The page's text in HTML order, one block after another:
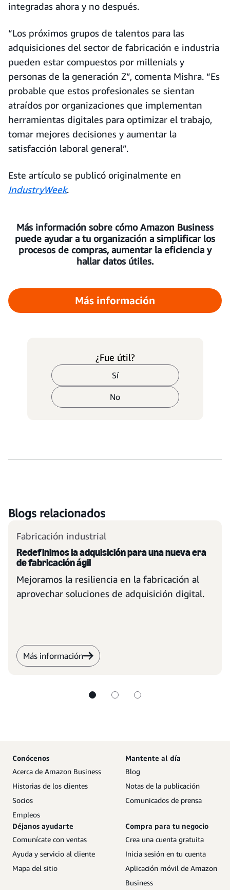
integradas ahora y no después.
“Los próximos grupos de talentos para las
adquisiciones del sector de fabricación e industria
pueden estar compuestos por millenials y
personas de la generación Z”, comenta Mishra. “Es
probable que estos profesionales se sientan
atraídos por organizaciones que implementan
herramientas digitales para optimizar el trabajo,
tomar mejores decisiones y aumentar la
satisfacción laboral general”.
Este artículo se publicó originalmente en
IndustryWeek.
Más información sobre cómo Amazon Business
puede ayudar a tu organización a simplificar los
procesos de compras, aumentar la eficiencia y
hallar datos útiles.
Más información
¿Fue útil?
Sí
No
Blogs relacionados
Fabricación industrial
Redefinimos la adquisición para una nueva era
de fabricación ágil
Mejoramos la resiliencia en la fabricación al
aprovechar soluciones de adquisición digital.
Más información
Conócenos
Acerca de Amazon Business
Historias de los clientes
Socios
Empleos
Mantente al día
Blog
Notas de la publicación
Comunicados de prensa
Déjanos ayudarte
Comunícate con ventas
Ayuda y servicio al cliente
Mapa del sitio
Compra para tu negocio
Crea una cuenta gratuita
Inicia sesión en tu cuenta
Aplicación móvil de Amazon
Business